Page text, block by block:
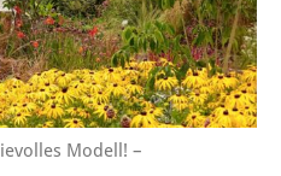
Modell! –